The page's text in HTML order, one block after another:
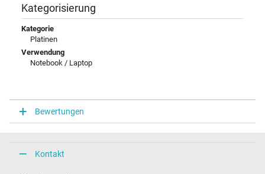
Kategorisierung
Kategorie
Platinen
Verwendung
Notebook / Laptop
Bewertungen
Kontakt